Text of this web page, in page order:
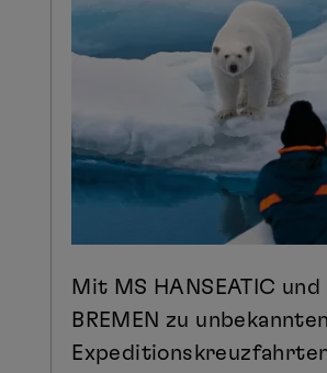
Mit MS HANSEATIC und
BREMEN zu